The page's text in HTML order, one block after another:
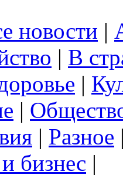
новости |
| В
|
|
| Разное
бизнес |